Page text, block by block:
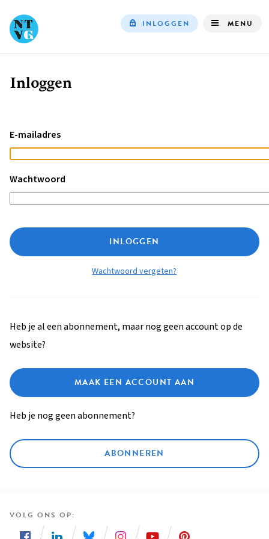
INLOGGEN MENU
Kruimelpad
Inloggen
E-mailadres
Wachtwoord
INLOGGEN
Wachtwoord vergeten?
Heb je al een abonnement, maar nog geen account op de
website?
MAAK EEN ACCOUNT AAN
Heb je nog geen abonnement?
ABONNEREN
VOLG ONS OP